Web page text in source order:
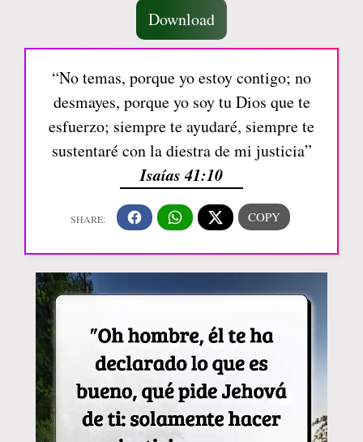
Download
“No temas, porque yo estoy contigo; no
desmayes, porque yo soy tu Dios que te
esfuerzo; siempre te ayudaré, siempre te
sustentaré con la diestra de mi justicia”
Isaías 41:10